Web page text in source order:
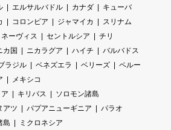
エルサルバドル カナダ
キューバ
コロンビア ジャマイカ
スリナム
ーヴィス
セントルシア
チリ
カ国 ニカラグア ハイチ
バルバドス
ラジル ベネズエラ ベリーズ
ペルー
メキシコ
キリバス
ソロモン諸島
アツ パプアニューギニア
パラオ
島
ミクロネシア